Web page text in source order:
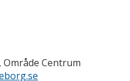
Centrum